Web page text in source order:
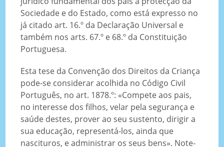
Sociedade e do Estado, como está expresso no
já citado art. 16.º da Declaração Universal e
também nos arts. 67.º e 68.º da Constituição
Portuguesa.
Esta tese da Convenção dos Direitos da Criança
pode-se considerar acolhida no Código Civil
Português, no art. 1878.º: «Compete aos pais,
no interesse dos filhos, velar pela segurança e
saúde destes, prover ao seu sustento, dirigir a
sua educação, representá-los, ainda que
nascituros, e administrar os seus bens». Note-